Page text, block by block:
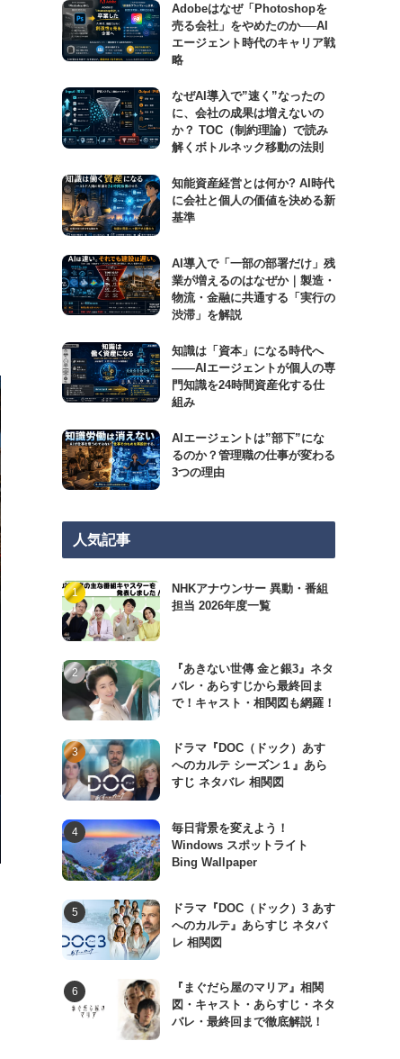
Adobeはなぜ「Photoshopを
売る会社」をやめたのか──AI
エージェント時代のキャリア戦
略
なぜAI導入で”速く”なったの
に、会社の成果は増えないの
か？ TOC（制約理論）で読み
解くボトルネック移動の法則
知能資産経営とは何か? AI時代
に会社と個人の価値を決める新
基準
AI導入で「一部の部署だけ」残
業が増えるのはなぜか｜製造・
物流・金融に共通する「実行の
渋滞」を解説
知識は「資本」になる時代へ
——AIエージェントが個人の専
門知識を24時間資産化する仕
組み
AIエージェントは”部下”にな
るのか？管理職の仕事が変わる
3つの理由
人気記事
NHKアナウンサー 異動・番組
担当 2026年度一覧
『あきない世傳 金と銀3』ネタ
バレ・あらすじから最終回ま
で！キャスト・相関図も網羅！
ドラマ『DOC（ドック）あす
へのカルテ シーズン１』あら
すじ ネタバレ 相関図
毎日背景を変えよう！
Windows スポットライト
Bing Wallpaper
ドラマ『DOC（ドック）3 あす
へのカルテ』あらすじ ネタバ
レ 相関図
『まぐだら屋のマリア』相関
図・キャスト・あらすじ・ネタ
バレ・最終回まで徹底解説！